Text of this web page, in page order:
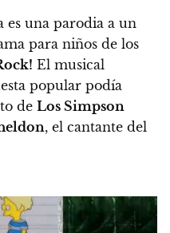
es una parodia a un
para niños de los
El musical
popular podía
de Los Simpson
, el cantante del